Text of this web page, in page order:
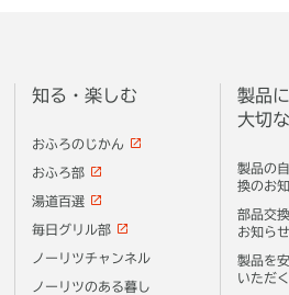
知る・楽しむ
おふろのじかん
おふろ部
湯道百選
毎日グリル部
ノーリツチャンネル
ノーリツのある暮し
製品
大切
製品の
換のお
部品交
お知らせ
製品を
いただ